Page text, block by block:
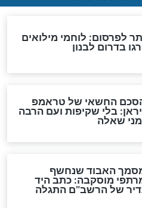
לכם לשמוע ''בקרוב
באב - תפילה למציאת בן
בת זוג